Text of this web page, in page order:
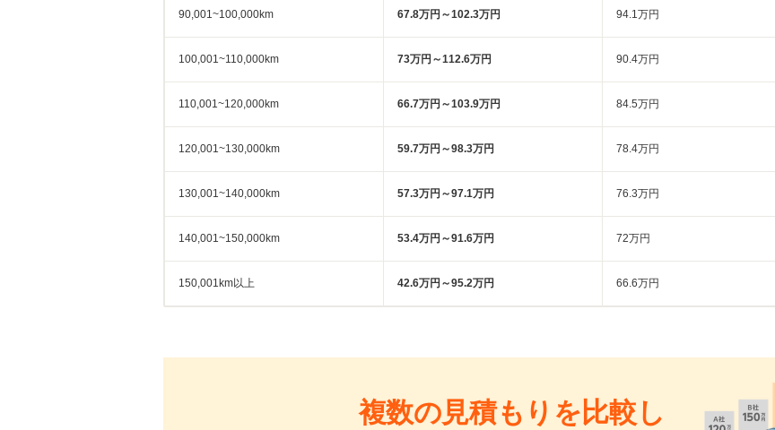
90,001~100,000km 67.8万円～102.3万円 94.1万円
100,001~110,000km 73万円～112.6万円 90.4万円
110,001~120,000km 66.7万円～103.9万円 84.5万円
120,001~130,000km 59.7万円～98.3万円 78.4万円
130,001~140,000km 57.3万円～97.1万円 76.3万円
140,001~150,000km 53.4万円～91.6万円 72万円
150,001km以上 42.6万円～95.2万円 66.6万円
複数の見積もりを比較し